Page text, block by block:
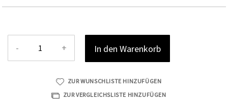
- + In den Warenkorb
ZUR WUNSCHLISTE HINZUFÜGEN
ZUR VERGLEICHSLISTE HINZUFÜGEN